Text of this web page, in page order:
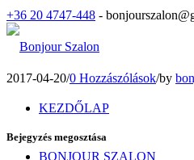
+36 20 4747-448 -
KEZDŐLAP
BONJOUR SZALON
2017-04-20/0 Hozzászólások/by
Bejegyzés megosztása